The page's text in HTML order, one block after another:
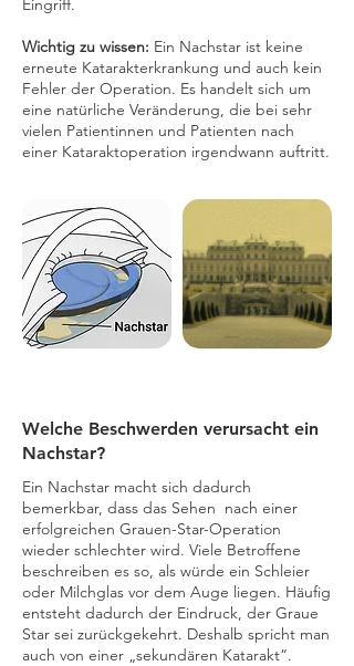
Eingriff.
Wichtig zu wissen: Ein Nachstar ist keine
erneute Katarakterkrankung und auch kein
Fehler der Operation. Es handelt sich um
eine natürliche Veränderung, die bei sehr
vielen Patientinnen und Patienten nach
einer Kataraktoperation irgendwann auftritt.
Welche Beschwerden verursacht ein
Nachstar?
Ein Nachstar macht sich dadurch
bemerkbar, dass das Sehen nach einer
erfolgreichen Grauen-Star-Operation
wieder schlechter wird. Viele Betroffene
beschreiben es so, als würde ein Schleier
oder Milchglas vor dem Auge liegen. Häufig
entsteht dadurch der Eindruck, der Graue
Star sei zurückgekehrt. Deshalb spricht man
auch von einer „sekundären Katarakt“.